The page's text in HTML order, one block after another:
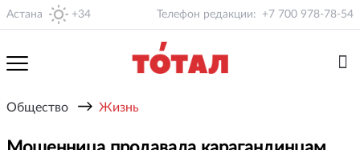
Астана +34 Телефон редакции: +7 700 978-78-54
Общество → Жизнь